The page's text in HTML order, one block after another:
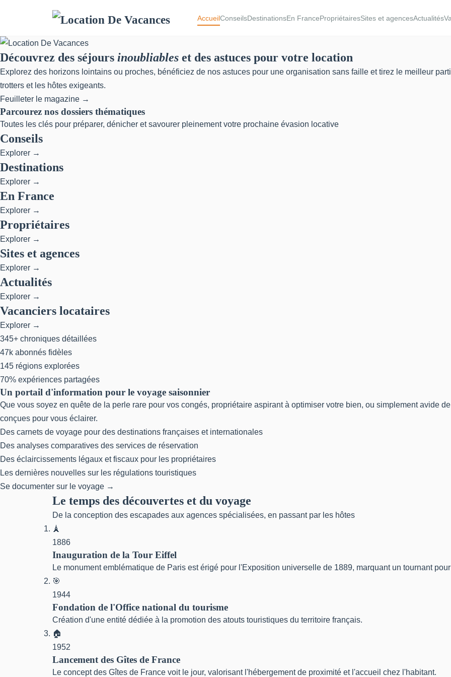
AccueilConseilsDestinationsEn FrancePropriétairesSites et agencesActualités
Découvrez des séjours inoubliables et des astuces pour votre location
Explorez des horizons lointains ou proches, bénéficiez de nos astuces pour une organisation sans faille et tirez le meilleur
trotters et les hôtes exigeants.
Feuilleter le magazine →
Parcourez nos dossiers thématiques
Toutes les clés pour préparer, dénicher et savourer pleinement votre prochaine évasion locative
Conseils
Explorer →
Destinations
Explorer →
En France
Explorer →
Propriétaires
Explorer →
Sites et agences
Explorer →
Actualités
Explorer →
Vacanciers locataires
Explorer →
345+ chroniques détaillées
47k abonnés fidèles
145 régions explorées
70% expériences partagées
Un portail d'information pour le voyage saisonnier
Que vous soyez en quête de la perle rare pour vos congés, propriétaire aspirant à optimiser votre bien, ou simplement avide
conçues pour vous éclairer.
Des carnets de voyage pour des destinations françaises et internationales
Des analyses comparatives des services de réservation
Des éclaircissements légaux et fiscaux pour les propriétaires
Les dernières nouvelles sur les régulations touristiques
Se documenter sur le voyage →
Le temps des découvertes et du voyage
De la conception des escapades aux agences spécialisées, en passant par les hôtes
🗼
1886
Inauguration de la Tour Eiffel
Le monument emblématique de Paris est érigé pour l'Exposition universelle de 1889, marquant un tournant
🎯
1944
Fondation de l'Office national du tourisme
Création d'une entité dédiée à la promotion des atouts touristiques du territoire français.
🏠
1952
Lancement des Gîtes de France
Le concept des Gîtes de France voit le jour, valorisant l'hébergement de proximité et l'accueil chez l'habitant.